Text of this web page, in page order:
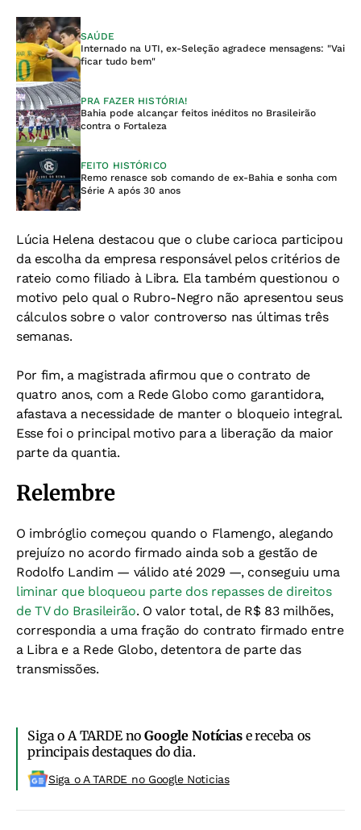
SAÚDE
Internado na UTI, ex-Seleção agradece mensagens: "Vai
ficar tudo bem"
PRA FAZER HISTÓRIA!
Bahia pode alcançar feitos inéditos no Brasileirão
contra o Fortaleza
FEITO HISTÓRICO
Remo renasce sob comando de ex-Bahia e sonha com
Série A após 30 anos
Lúcia Helena destacou que o clube carioca participou
da escolha da empresa responsável pelos critérios de
rateio como filiado à Libra. Ela também questionou o
motivo pelo qual o Rubro-Negro não apresentou seus
cálculos sobre o valor controverso nas últimas três
semanas.
Por fim, a magistrada afirmou que o contrato de
quatro anos, com a Rede Globo como garantidora,
afastava a necessidade de manter o bloqueio integral.
Esse foi o principal motivo para a liberação da maior
parte da quantia.
Relembre
O imbróglio começou quando o Flamengo, alegando
prejuízo no acordo firmado ainda sob a gestão de
Rodolfo Landim — válido até 2029 —, conseguiu uma
liminar que bloqueou parte dos repasses de direitos
de TV do Brasileirão. O valor total, de R$ 83 milhões,
correspondia a uma fração do contrato firmado entre
a Libra e a Rede Globo, detentora de parte das
transmissões.
Siga o A TARDE noGoogle Notíciase receba os
principais destaques do dia.
Siga o A TARDE no Google Noticias